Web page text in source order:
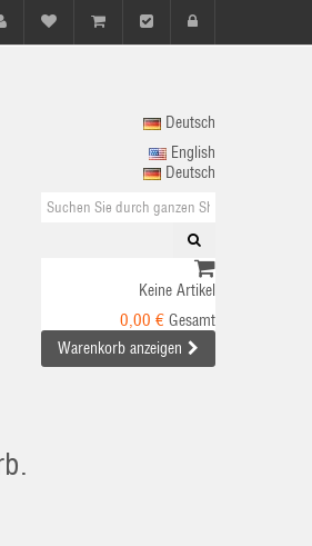
Deutsch
English
Deutsch
Keine Artikel
0,00 € Gesamt
Warenkorb anzeigen